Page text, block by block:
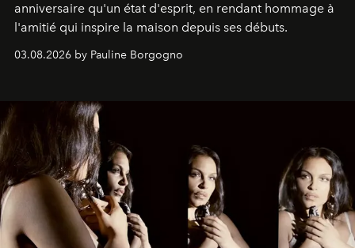
anniversaire qu'un état d'esprit, en rendant hommage à
l'amitié qui inspire la maison depuis ses débuts.
03.08.2026 by Pauline Borgogno